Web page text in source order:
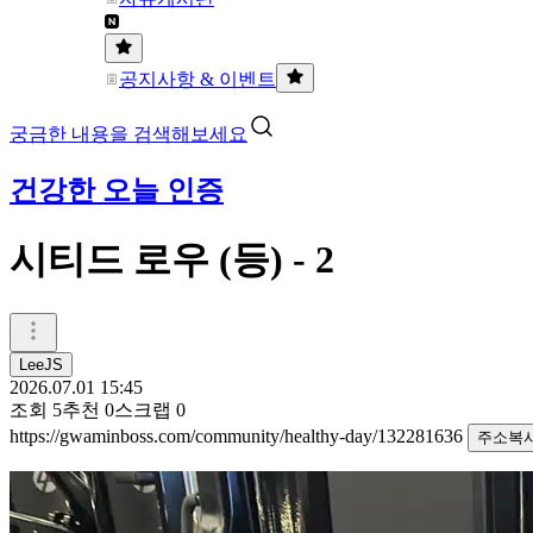
공지사항 & 이벤트
궁금한 내용을 검색해보세요
건강한 오늘 인증
시티드 로우 (등) - 2
LeeJS
2026.07.01 15:45
조회 5추천 0스크랩 0
https://gwaminboss.com/community/healthy-day/132281636
주소복